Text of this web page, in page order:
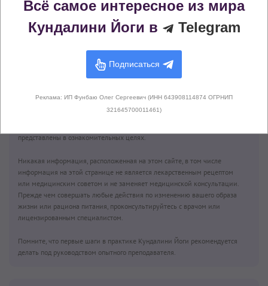
Гуру Нанак Дев
Описания всех крий, медитаций, асан, бандх, пранаям,
представлены в ознакомительных целях.
Никакая информация, расположенная на этом сайте, в том числе
информация на этой странице не является лекарственным рецептом
или медицинским советом и не заменяет медицинской консультации.
Прежде чем совершать любые действия по изменению вашего образа
жизни или рациона питания, проконсультируйтесь с врачом или
лицензированным специалистом.
Помните, что первые шаги в практике Кундалини Йоги рекомендуется
делать под руководством опытного преподавателя.
Всё самое интересное из мира
Кундалини Йоги в
Telegram
Подписаться
Реклама: ИП Фунбаю Олег Сергеевич (ИНН 643908114874 ОГРНИП
321645700011461)